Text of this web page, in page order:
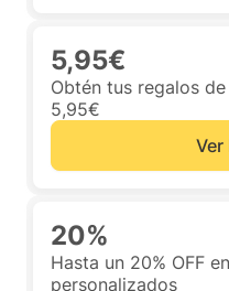
5,95€
Obtén tus regalos
5,95€
Ver
20%
Hasta un 20% OFF
personalizados